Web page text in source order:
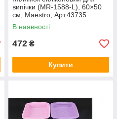
випічки (MR-1588-L), 60×50
см, Maestro, Арт.43735
В наявності
472 ₴
Купити